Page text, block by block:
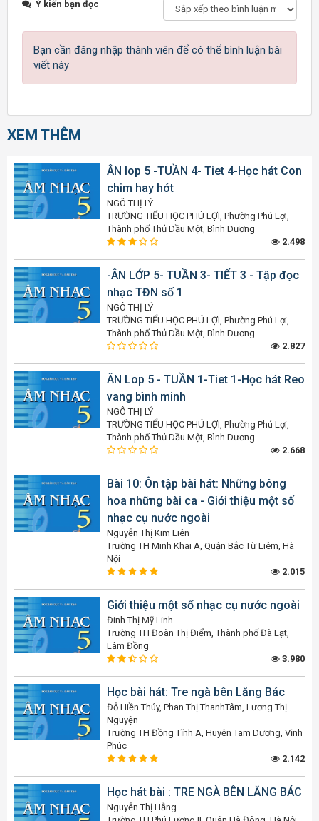
Ý kiến bạn đọc
Bạn cần đăng nhập thành viên để có thể bình luận bài
viết này
XEM THÊM
ÂN lop 5 -TUẦN 4- Tiet 4-Học hát Con
chim hay hót
NGÔ THỊ LÝ
TRƯỜNG TIỂU HỌC PHÚ LỢI, Phường Phú Lợi,
Thành phố Thủ Dầu Một, Bình Dương
2.498
-ÂN LỚP 5- TUẦN 3- TIẾT 3 - Tập đọc
nhạc TĐN số 1
NGÔ THỊ LÝ
TRƯỜNG TIỂU HỌC PHÚ LỢI, Phường Phú Lợi,
Thành phố Thủ Dầu Một, Bình Dương
2.827
ÂN Lop 5 - TUẦN 1-Tiet 1-Học hát Reo
vang bình minh
NGÔ THỊ LÝ
TRƯỜNG TIỂU HỌC PHÚ LỢI, Phường Phú Lợi,
Thành phố Thủ Dầu Một, Bình Dương
2.668
Bài 10: Ôn tập bài hát: Những bông
hoa những bài ca - Giới thiệu một số
nhạc cụ nước ngoài
Nguyễn Thị Kim Liên
Trường TH Minh Khai A, Quận Bắc Từ Liêm, Hà
Nội
2.015
Giới thiệu một số nhạc cụ nước ngoài
Đinh Thị Mỹ Linh
Trường TH Đoàn Thị Điểm, Thành phố Đà Lạt,
Lâm Đồng
3.980
Học bài hát: Tre ngà bên Lăng Bác
Đỗ Hiền Thúy, Phan Thị ThanhTâm, Lương Thị
Nguyện
Trường TH Đồng Tĩnh A, Huyện Tam Dương, Vĩnh
Phúc
2.142
Học hát bài : TRE NGÀ BÊN LĂNG BÁC
Nguyễn Thị Hằng